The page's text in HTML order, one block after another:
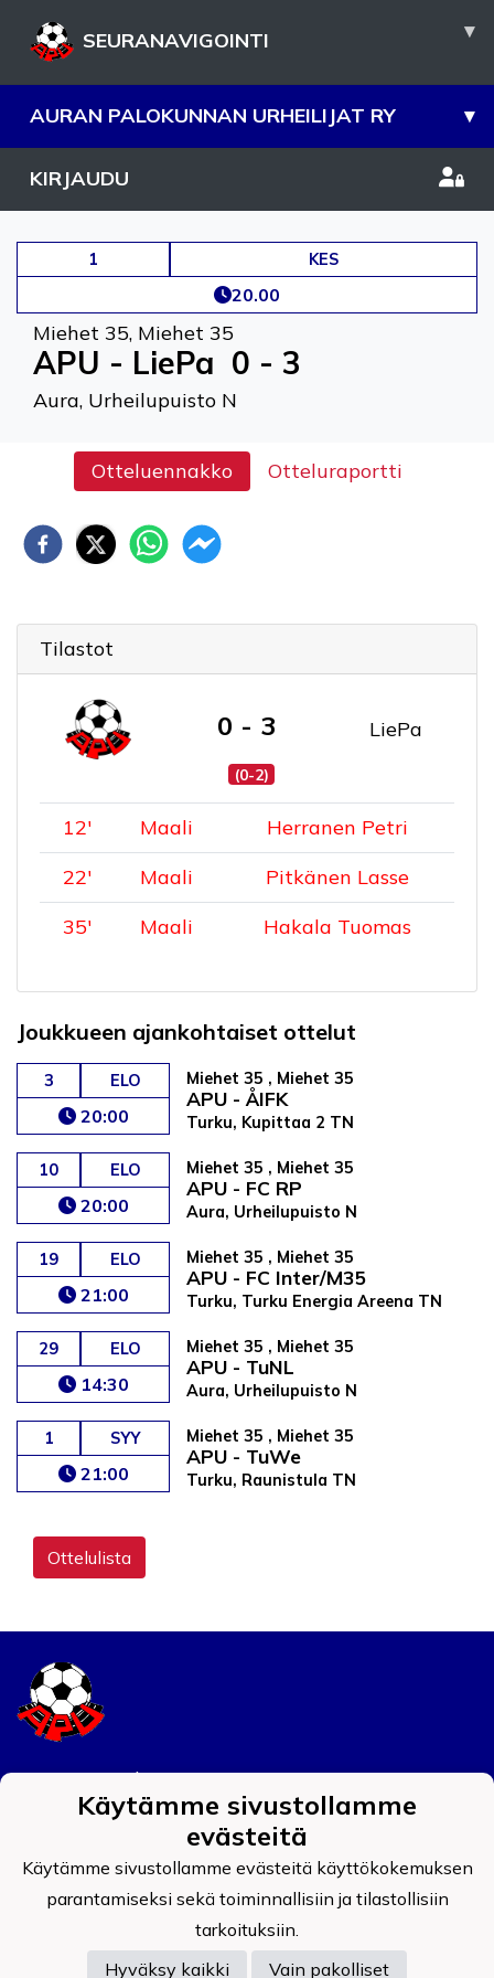
SEURANAVIGOINTI ▾
AURAN PALOKUNNAN URHEILIJAT RY ▾
KIRJAUDU
1 KES
20.00
Miehet 35, Miehet 35
APU - LiePa 0 - 3
Aura, Urheilupuisto N
Otteluennakko Otteluraportti
Tilastot
0 - 3 LiePa
(0-2)
12' Maali
Herranen Petri
22' Maali
Pitkänen Lasse
35' Maali Hakala Tuomas
Joukkueen ajankohtaiset ottelut
3 ELO
20:00
Miehet 35 , Miehet 35
APU - ÅIFK
Turku, Kupittaa 2 TN
10 ELO
20:00
Miehet 35 , Miehet 35
APU - FC RP
Aura, Urheilupuisto N
19 ELO
21:00
Miehet 35 , Miehet 35
APU - FC Inter/M35
Turku, Turku Energia Areena TN
29 ELO
14:30
Miehet 35 , Miehet 35
APU - TuNL
Aura, Urheilupuisto N
1 SYY
21:00
Miehet 35 , Miehet 35
APU - TuWe
Turku, Raunistula TN
Ottelulista
Tietosuojaseloste
Auran Palokunnan Urheilijat ry
Käytämme sivustollamme
evästeitä
Käytämme sivustollamme evästeitä käyttökokemuksen
parantamiseksi sekä toiminnallisiin ja tilastollisiin
tarkoituksiin.
Hyväksy kaikki
Vain pakolliset